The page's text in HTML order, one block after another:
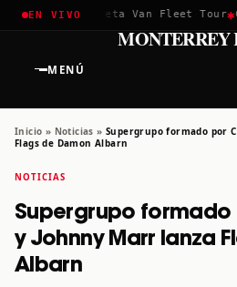
EN VIVO
2026 ✱Greta Van Fleet Tour✱
MENÚ
MONTERREY
Inicio » Noticias » Supergrupo formado por
Flags de Damon Albarn
NOTICIAS
Supergrupo formado
y Johnny Marr lanza
Albarn